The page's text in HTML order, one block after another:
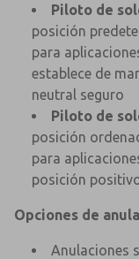
Piloto de
posición
para
establece de
neutral seguro
Piloto de
posición
para
posición
Opciones de
Anulaciones